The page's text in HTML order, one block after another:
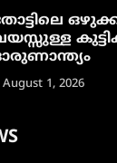
August 1, 2026